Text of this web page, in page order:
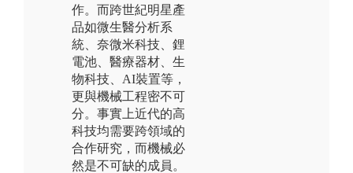
作。而跨世紀明星產
品如微生醫分析系
統、奈微米科技、鋰
電池、醫療器材、生
物科技、AI裝置等，
更與機械工程密不可
分。事實上近代的高
科技均需要跨領域的
合作研究，而機械必
然是不可缺的成員。